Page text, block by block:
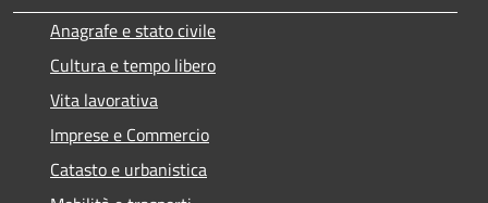
Anagrafe e stato civile
Cultura e tempo libero
Vita lavorativa
Imprese e Commercio
Catasto e urbanistica